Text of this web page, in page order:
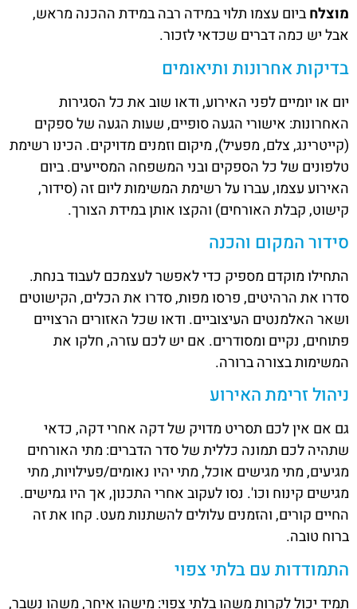
מוצלחביום עצמו תלוי במידה רבה במידת ההכנה מראש,
אבל יש כמה דברים שכדאי לזכור.
בדיקות אחרונות ותיאומים
יום או יומיים לפני האירוע, ודאו שוב את כל הסגירות
האחרונות: אישורי הגעה סופיים, שעות הגעה של ספקים
(קייטרינג, צלם, מפעיל), מיקום וזמנים מדויקים. הכינו רשימת
טלפונים של כל הספקים ובני המשפחה המסייעים. ביום
האירוע עצמו, עברו על רשימת המשימות ליום זה (סידור,
קישוט, קבלת האורחים) והקצו אותן במידת הצורך.
סידור המקום והכנה
התחילו מוקדם מספיק כדי לאפשר לעצמכם לעבוד בנחת.
סדרו את הרהיטים, פרסו מפות, סדרו את הכלים, הקישוטים
ושאר האלמנטים העיצוביים. ודאו שכל האזורים הרצויים
פתוחים, נקיים ומסודרים. אם יש לכם עזרה, חלקו את
המשימות בצורה ברורה.
ניהול זרימת האירוע
גם אם אין לכם תסריט מדויק של דקה אחרי דקה, כדאי
שתהיה לכם תמונה כללית של סדר הדברים: מתי האורחים
מגיעים, מתי מגישים אוכל, מתי יהיו נאומים/פעילויות, מתי
מגישים קינוח וכו'. נסו לעקוב אחרי התכנון, אך היו גמישים.
החיים קורים, והזמנים עלולים להשתנות מעט. קחו את זה
ברוח טובה.
התמודדות עם בלתי צפוי
תמיד יכול לקרות משהו בלתי צפוי: מישהו איחר, משהו נשבר,